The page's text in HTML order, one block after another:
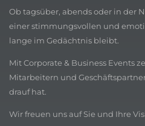
Ob tagsüber, abends oder in der
einer stimmungsvollen und
lange im Gedächtnis bleibt.
Mit Corporate & Business Events
Mitarbeitern und
drauf hat.
Wir freuen uns auf Sie und Ihre